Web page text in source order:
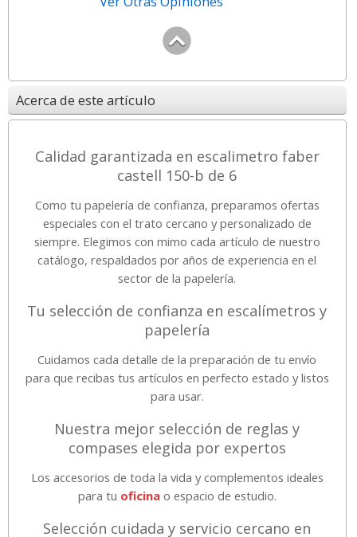
Acerca de este artículo
Calidad garantizada en escalimetro faber
castell 150-b de 6
Como tu papelería de confianza, preparamos ofertas
especiales con el trato cercano y personalizado de
siempre. Elegimos con mimo cada artículo de nuestro
catálogo, respaldados por años de experiencia en el
sector de la papelería.
Tu selección de confianza en escalímetros y
papelería
Cuidamos cada detalle de la preparación de tu envío
para que recibas tus artículos en perfecto estado y listos
para usar.
Nuestra mejor selección de reglas y
compases elegida por expertos
Los accesorios de toda la vida y complementos ideales
para tu oficinao espacio de estudio.
Selección cuidada y servicio cercano en